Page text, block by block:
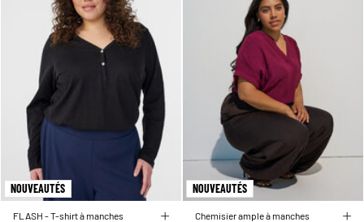
NOUVEAUTÉS
FLASH - T-shirt à manches
NOUVEAUTÉS
Chemisier ample à manches